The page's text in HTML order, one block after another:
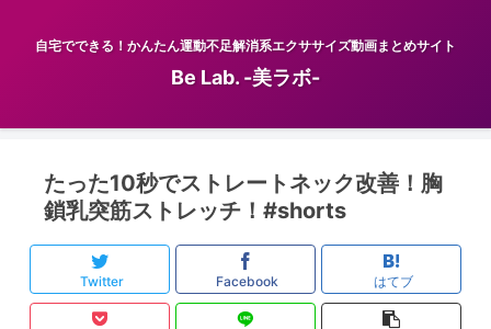
自宅でできる！かんたん運動不足解消系エクササイズ動画まとめサイト
Be Lab. -美ラボ-
たった10秒でストレートネック改善！胸
鎖乳突筋ストレッチ！#shorts
Twitter Facebook はてブ